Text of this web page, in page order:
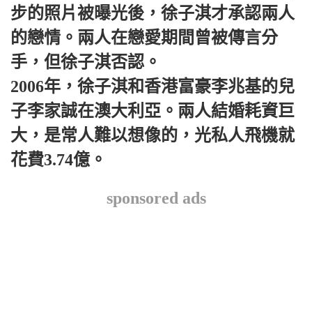
步的照片被曝光後，徐子淇才承認兩人
的戀情。兩人在戀愛期間曾被傳言分
手，但徐子淇否認。
2006年，徐子淇和香港富豪李兆基的兒
子李家誠在澳大利亞。兩人結婚耗資巨
大，是常人難以想像的，光私人飛機就
花費3.74億。
sponsored ads